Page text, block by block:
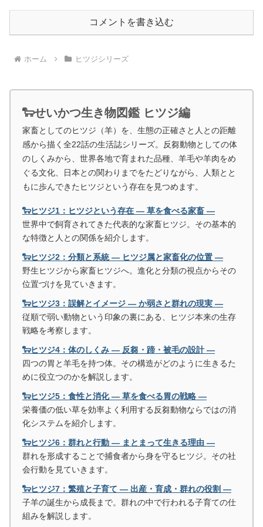
コメントを書き込む
ホーム ヒツジシリーズ
🐑せいかつ生き物図鑑 ヒツジ編
家畜としてのヒツジ（羊）を、生態の正確さと人との距離
感から描く全22話の生活誌シリーズ。反芻動物としての体
のしくみから、世界各地で育まれた品種、羊毛や羊肉をめ
ぐる文化、日本との関わりまでをたどりながら、人類とと
もに歩んできたヒツジという存在を見つめます。
🐑ヒツジ1：ヒツジという存在 ― 草を食べる家畜 ―
世界中で飼育されてきた代表的な家畜ヒツジ。その基本的
な特徴と人との関係を紹介します。
🐑ヒツジ2：分類と系統 ― ヒツジ属と家畜化の位置 ―
野生ヒツジから家畜ヒツジへ。進化と分類の視点からその
位置づけを見ていきます。
🐑ヒツジ3：誤解とイメージ ― か弱さと群れの現実 ―
従順で弱い動物という印象の裏にある、ヒツジ本来の生存
戦略を考察します。
🐑ヒツジ4：体のしくみ ― 反芻・蹄・被毛の設計 ―
四つの胃と羊毛を持つ体。その構造がどのように生きるた
めに役立つのかを解説します。
🐑ヒツジ5：食性と消化 ― 草を食べる胃の戦略 ―
栄養価の低い草を効率よく利用する反芻動物ならではの消
化システムを紹介します。
🐑ヒツジ6：群れと行動 ― まとまって生きる理由 ―
群れを形成することで捕食者から身を守るヒツジ。その社
会行動を見ていきます。
🐑ヒツジ7：繁殖と子育て ― 出産・育成・群れの役割 ―
子羊の誕生から成長まで。群れの中で行われる子育ての仕
組みを解説します。